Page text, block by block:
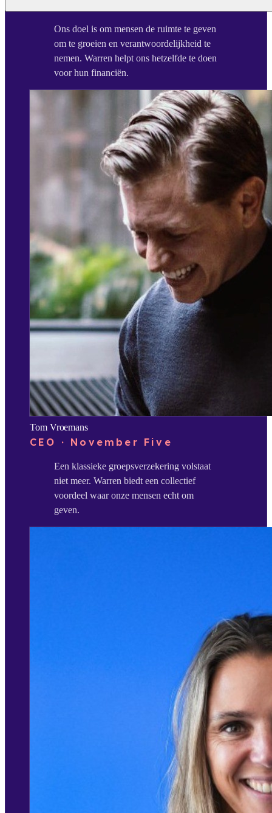
Ons doel is om mensen de ruimte te geven
om te groeien en verantwoordelijkheid te
nemen. Warren helpt ons hetzelfde te doen
voor hun financiën.
Tom Vroemans
CEO · November Five
Een klassieke groepsverzekering volstaat
niet meer. Warren biedt een collectief
voordeel waar onze mensen echt om
geven.